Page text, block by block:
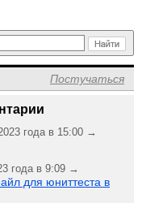
Постучаться
года в 15:00 →
года в 9:09 →
для юниттеста в